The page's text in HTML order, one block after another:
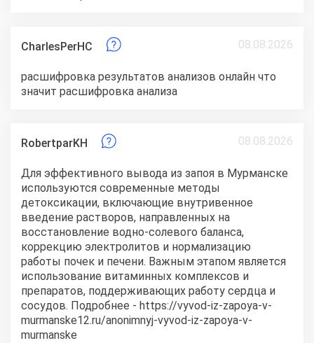
CharlesPerHC 08.08.2026
расшифровка результатов анализов онлайн что
значит расшифровка анализа
RobertparKH 08.08.2026
Для эффективного вывода из запоя в Мурманске
используются современные методы
детоксикации, включающие внутривенное
введение растворов, направленных на
восстановление водно-солевого баланса,
коррекцию электролитов и нормализацию
работы почек и печени. Важным этапом является
использование витаминных комплексов и
препаратов, поддерживающих работу сердца и
сосудов. Подробнее - https://vyvod-iz-zapoya-v-
murmanske12.ru/anonimnyj-vyvod-iz-zapoya-v-
murmanske